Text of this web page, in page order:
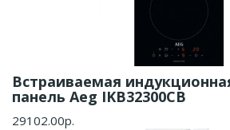
Встраиваемая
панель Aeg IKB32300CB
29102.00р.